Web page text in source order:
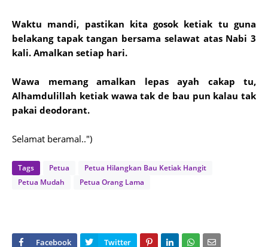
Waktu mandi, pastikan kita gosok ketiak tu guna
belakang tapak tangan bersama selawat atas Nabi 3
kali. Amalkan setiap hari.
Wawa memang amalkan lepas ayah cakap tu,
Alhamdulillah ketiak wawa tak de bau pun kalau tak
pakai deodorant.
Selamat beramal..")
Tags Petua
Petua Hilangkan Bau Ketiak Hangit
Petua Mudah
Petua Orang Lama